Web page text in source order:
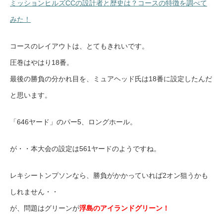
ミッションヒルズCCの設計者と歴史は？コースの特徴を調べて
みた！
コースのレイアウトは、とてもきれいです。
圧巻はやはり18番。
最後の勝負の分かれ目を、ミュアヘッド氏は18番に設定したんだ
と思います。
「646ヤード」のパー5、ロングホール。
が・・本大会の設定は561ヤードのようですね。
レキシートンプソンなら、勝負がかかっていれば2オン狙うかも
しれません・・
が、問題はグリーンが浮島のアイランドグリーン！